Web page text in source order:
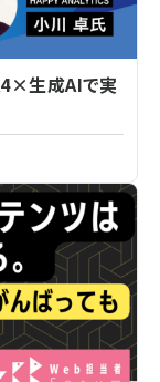
生成AIで実